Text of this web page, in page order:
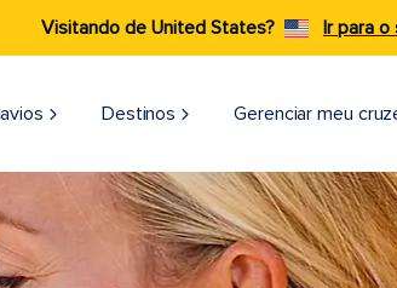
Visitando de United States? Ir para o
Destinos Gerenciar meu